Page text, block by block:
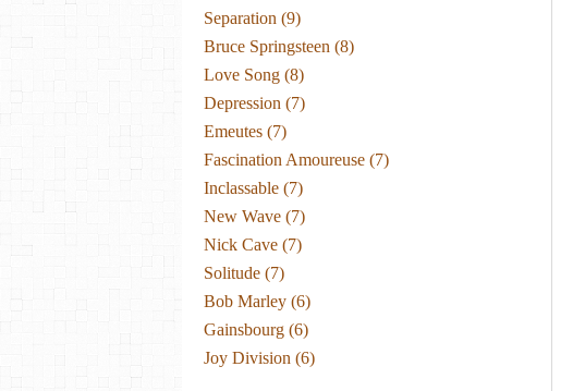
Separation (9)
Bruce Springsteen (8)
Love Song (8)
Depression (7)
Emeutes (7)
Fascination Amoureuse (7)
Inclassable (7)
New Wave (7)
Nick Cave (7)
Solitude (7)
Bob Marley (6)
Gainsbourg (6)
Joy Division (6)